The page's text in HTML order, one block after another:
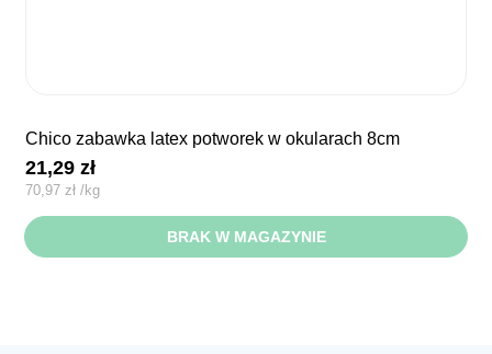
chico zabawka latex potworek w okularach 8cm
21,29zł
70,97 zł /kg
BRAK W MAGAZYNIE